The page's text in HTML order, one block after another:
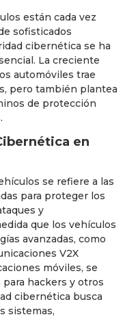
están cada vez
sofisticados
cibernética se ha
La creciente
automóviles trae
pero también plantea
de protección
en
se refiere a las
para proteger los
y
que los vehículos
avanzadas, como
V2X
móviles, se
hackers y otros
cibernética busca
sistemas,